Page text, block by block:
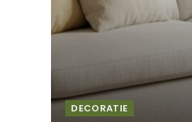
DECORATIE